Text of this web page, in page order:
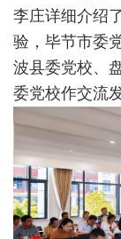
李庄详细介绍
验，毕节市委
波县委党校、
委党校作交流